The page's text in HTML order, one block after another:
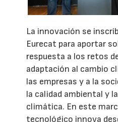
La innovación se
Eurecat para aportar
respuesta a los retos
adaptación al cambio
las empresas y a la
la calidad ambiental y
climática. En este
tecnológico innova